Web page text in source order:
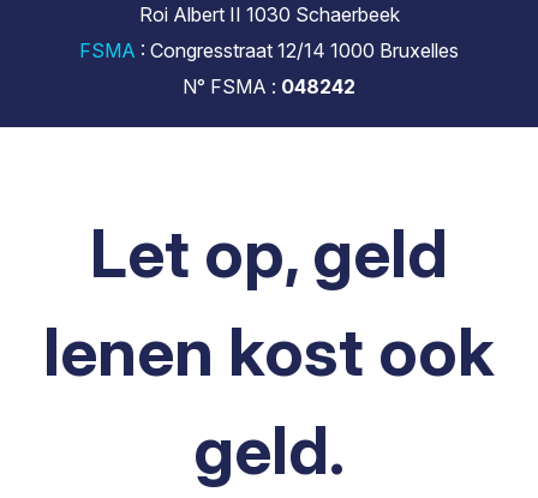
Roi Albert II 1030 Schaerbeek
FSMA : Congresstraat 12/14 1000 Bruxelles
N° FSMA : 048242
Let op, geld
lenen kost ook
geld.